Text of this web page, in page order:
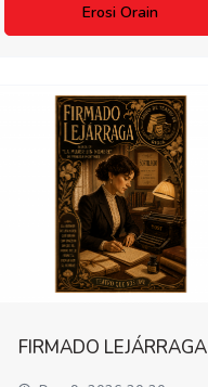
Erosi Orain
FIRMADO LEJÁRRAGA